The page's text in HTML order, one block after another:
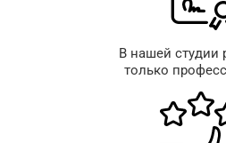
В нашей студии
только